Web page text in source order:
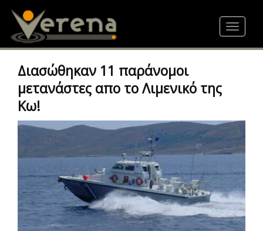
content
Toggle
Διασώθηκαν 11 παράνομοι
μετανάστες απο το Λιμενικό της
Κω!